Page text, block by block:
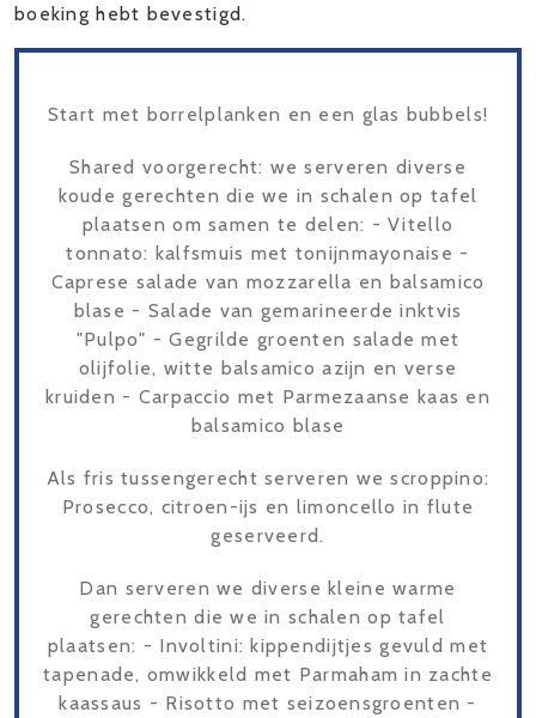
boeking hebt bevestigd.
Start met borrelplanken en een glas bubbels!
Shared voorgerecht: we serveren diverse
koude gerechten die we in schalen op tafel
plaatsen om samen te delen: - Vitello
tonnato: kalfsmuis met tonijnmayonaise -
Caprese salade van mozzarella en balsamico
blase - Salade van gemarineerde inktvis
"Pulpo" - Gegrilde groenten salade met
olijfolie, witte balsamico azijn en verse
kruiden - Carpaccio met Parmezaanse kaas en
balsamico blase
Als fris tussengerecht serveren we scroppino:
Prosecco, citroen-ijs en limoncello in flute
geserveerd.
Dan serveren we diverse kleine warme
gerechten die we in schalen op tafel
plaatsen: - Involtini: kippendijtjes gevuld met
tapenade, omwikkeld met Parmaham in zachte
kaassaus - Risotto met seizoensgroenten -